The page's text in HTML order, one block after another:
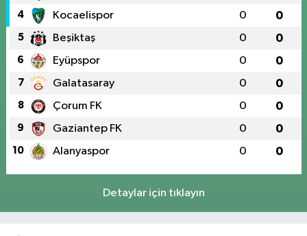
4 Kocaelispor 0 0
5 Beşiktaş 0 0
6 Eyüpspor 0 0
7 Galatasaray 0 0
8 Çorum FK 0 0
9 Gaziantep FK 0 0
10 Alanyaspor 0 0
Detaylar için tıklayın